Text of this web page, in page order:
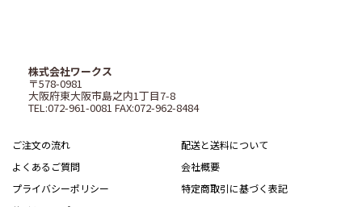
〒578-0981
大阪府東大阪市島之内1丁目7-8
TEL:072-961-0081 FAX:072-962-8484
ご注文の流れ